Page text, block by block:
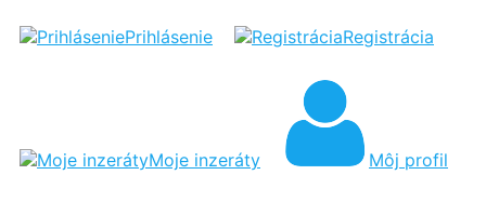
Prihlásenie Registrácia
Moje inzeráty Môj profil